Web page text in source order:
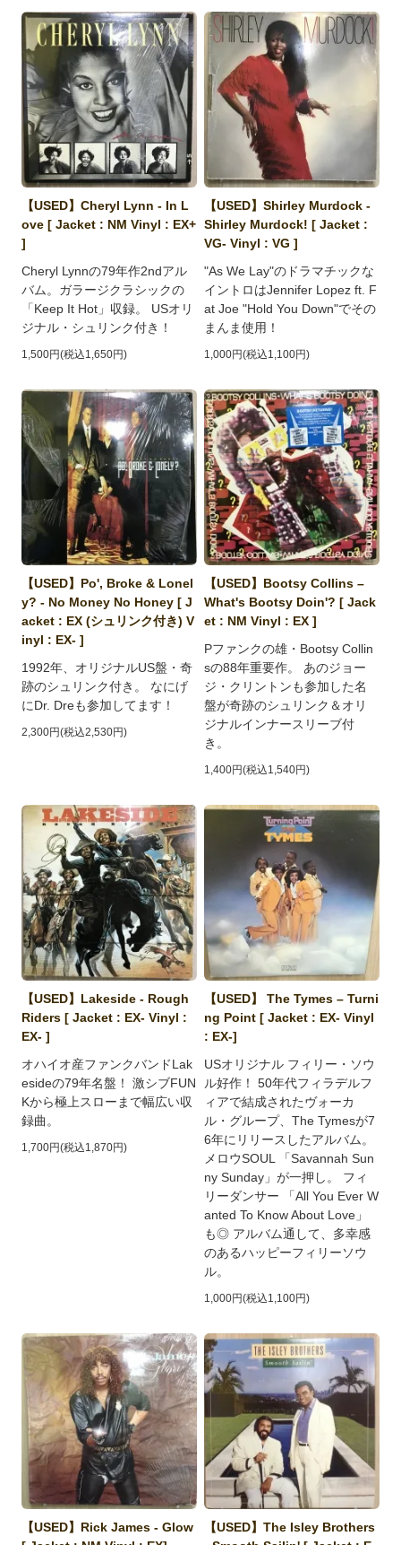
【USED】Cheryl Lynn - In L
ove [ Jacket : NM Vinyl : EX+
]
Cheryl Lynnの79年作2ndアル
バム。ガラージクラシックの
「Keep It Hot」収録。 USオリ
ジナル・シュリンク付き！
1,500円(税込1,650円)
【USED】Shirley Murdock -
Shirley Murdock! [ Jacket :
VG- Vinyl : VG ]
"As We Lay"のドラマチックな
イントロはJennifer Lopez ft. F
at Joe "Hold You Down"でその
まんま使用！
1,000円(税込1,100円)
【USED】Po', Broke & Lonel
y? - No Money No Honey [ J
acket : EX (シュリンク付き) V
inyl : EX- ]
1992年、オリジナルUS盤・奇
跡のシュリンク付き。 なにげ
にDr. Dreも参加してます！
2,300円(税込2,530円)
【USED】Bootsy Collins ‎–
What's Bootsy Doin'? [ Jack
et : NM Vinyl : EX ]
Pファンクの雄・Bootsy Collin
sの88年重要作。 あのジョー
ジ・クリントンも参加した名
盤が奇跡のシュリンク＆オリ
ジナルインナースリーブ付
き。
1,400円(税込1,540円)
【USED】Lakeside - Rough
Riders [ Jacket : EX- Vinyl :
EX- ]
オハイオ産ファンクバンドLak
esideの79年名盤！ 激シブFUN
Kから極上スローまで幅広い収
録曲。
1,700円(税込1,870円)
【USED】 The Tymes ‎– Turni
ng Point [ Jacket : EX- Vinyl
: EX-]
USオリジナル フィリー・ソウ
ル好作！ 50年代フィラデルフ
ィアで結成されたヴォーカ
ル・グループ、The Tymesが7
6年にリリースしたアルバム。
メロウSOUL 「Savannah Sun
ny Sunday」が一押し。 フィ
リーダンサー 「All You Ever W
anted To Know About Love」
も◎ アルバム通して、多幸感
のあるハッピーフィリーソウ
ル。
1,000円(税込1,100円)
【USED】Rick James - Glow
【USED】The Isley Brothers